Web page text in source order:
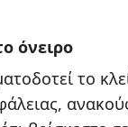
όνειρο
το